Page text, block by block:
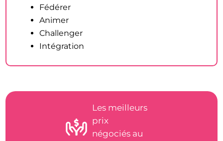
Fédérer
Animer
Challenger
Intégration
Les meilleurs
prix
négociés au